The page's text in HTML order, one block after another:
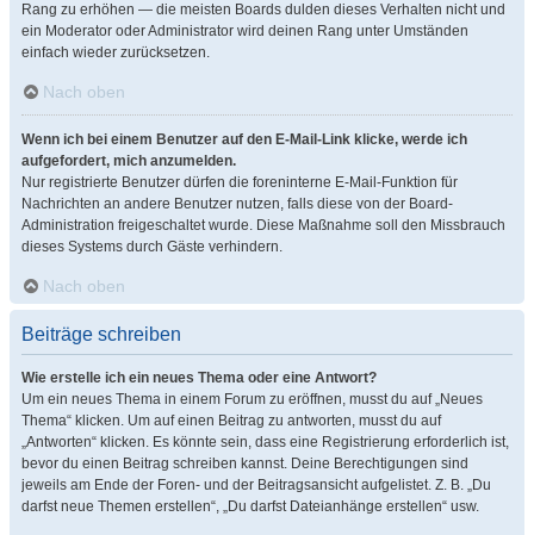
Rang zu erhöhen — die meisten Boards dulden dieses Verhalten nicht und
ein Moderator oder Administrator wird deinen Rang unter Umständen
einfach wieder zurücksetzen.
Nach oben
Wenn ich bei einem Benutzer auf den E-Mail-Link klicke, werde ich
aufgefordert, mich anzumelden.
Nur registrierte Benutzer dürfen die foreninterne E-Mail-Funktion für
Nachrichten an andere Benutzer nutzen, falls diese von der Board-
Administration freigeschaltet wurde. Diese Maßnahme soll den Missbrauch
dieses Systems durch Gäste verhindern.
Nach oben
Beiträge schreiben
Wie erstelle ich ein neues Thema oder eine Antwort?
Um ein neues Thema in einem Forum zu eröffnen, musst du auf „Neues
Thema“ klicken. Um auf einen Beitrag zu antworten, musst du auf
„Antworten“ klicken. Es könnte sein, dass eine Registrierung erforderlich ist,
bevor du einen Beitrag schreiben kannst. Deine Berechtigungen sind
jeweils am Ende der Foren- und der Beitragsansicht aufgelistet. Z. B. „Du
darfst neue Themen erstellen“, „Du darfst Dateianhänge erstellen“ usw.